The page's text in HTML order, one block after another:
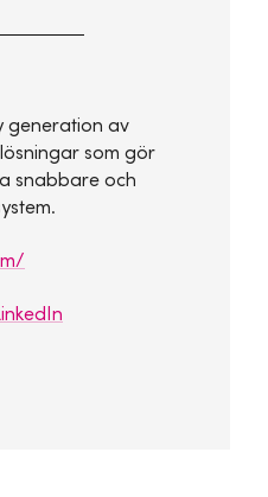
generation av
som gör
snabbare och